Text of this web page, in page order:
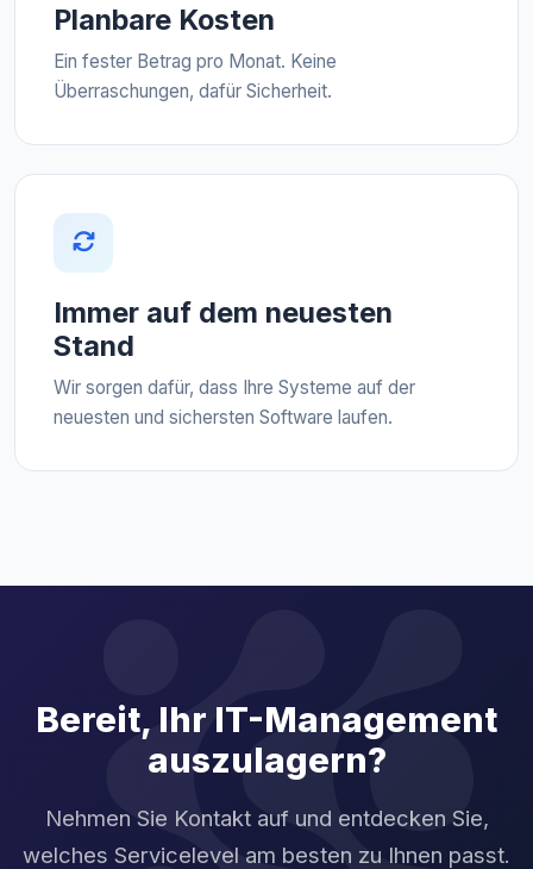
Planbare Kosten
Ein fester Betrag pro Monat. Keine
Überraschungen, dafür Sicherheit.
Immer auf dem neuesten
Stand
Wir sorgen dafür, dass Ihre Systeme auf der
neuesten und sichersten Software laufen.
Bereit, Ihr IT-Management
auszulagern?
Nehmen Sie Kontakt auf und entdecken Sie,
welches Servicelevel am besten zu Ihnen passt.